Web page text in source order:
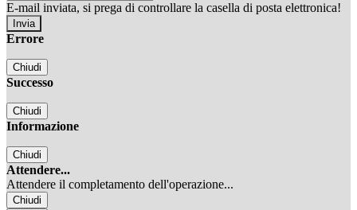
E-mail inviata, si prega di controllare la casella di posta elettronica!
Errore
Chiudi
Successo
Chiudi
Informazione
Chiudi
Attendere...
Attendere il completamento dell'operazione...
Chiudi